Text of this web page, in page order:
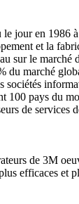
jour en 1986 à
et la
sur le marché
du marché
sociétés
100 pays du
de services
de 3M
efficaces et